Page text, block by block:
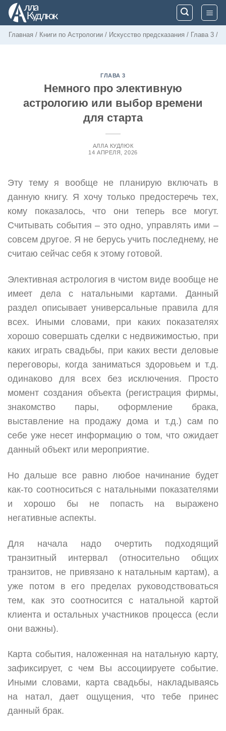
Skip
contentГлавная / Книги по Астрологии / Искусство предсказания / Глава 3 /
ГЛАВА 3
Немного про элективную
астрологию или выбор времени
для старта
АЛЛА КУДЛЮК
14 АПРЕЛЯ, 2026
Эту тему я вообще не планирую включать в
данную книгу. Я хочу только предостеречь тех,
кому показалось, что они теперь все могут.
Считывать события – это одно, управлять ими –
совсем другое. Я не берусь учить последнему, не
считаю сейчас себя к этому готовой.
Элективная астрология в чистом виде вообще не
имеет дела с натальными картами. Данный
раздел описывает универсальные правила для
всех. Иными словами, при каких показателях
хорошо совершать сделки с недвижимостью, при
каких играть свадьбы, при каких вести деловые
переговоры, когда заниматься здоровьем и т.д.
одинаково для всех без исключения. Просто
момент создания объекта (регистрация фирмы,
знакомство пары, оформление брака,
выставление на продажу дома и т.д.) сам по
себе уже несет информацию о том, что ожидает
данный объект или мероприятие.
Но дальше все равно любое начинание будет
как-то соотноситься с натальными показателями
и хорошо бы не попасть на выражено
негативные аспекты.
Для начала надо очертить подходящий
транзитный интервал (относительно общих
транзитов, не привязано к натальным картам), а
уже потом в его пределах руководствоваться
тем, как это соотносится с натальной картой
клиента и остальных участников процесса (если
они важны).
Карта события, наложенная на натальную карту,
зафиксирует, с чем Вы ассоциируете событие.
Иными словами, карта свадьбы, накладываясь
на натал, дает ощущения, что тебе принес
данный брак.